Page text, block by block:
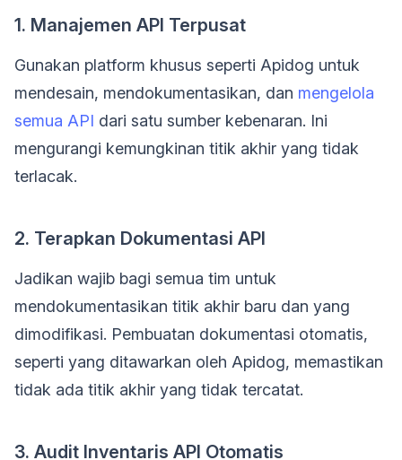
1. Manajemen API Terpusat
Gunakan platform khusus seperti Apidog untuk
mendesain, mendokumentasikan, dan mengelola
semua API dari satu sumber kebenaran. Ini
mengurangi kemungkinan titik akhir yang tidak
terlacak.
2. Terapkan Dokumentasi API
Jadikan wajib bagi semua tim untuk
mendokumentasikan titik akhir baru dan yang
dimodifikasi. Pembuatan dokumentasi otomatis,
seperti yang ditawarkan oleh Apidog, memastikan
tidak ada titik akhir yang tidak tercatat.
3. Audit Inventaris API Otomatis